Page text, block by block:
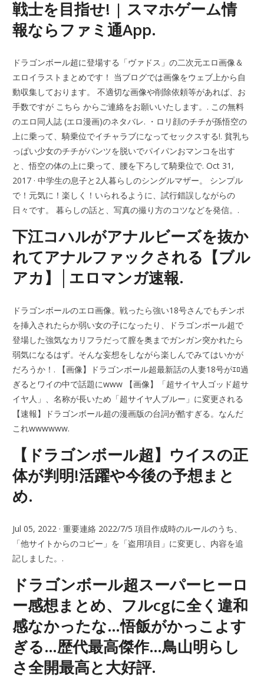
戦士を目指せ! | スマホゲーム情
報ならファミ通App.
ドラゴンボール超に登場する「ヴァドス」の二次元エロ画像＆
エロイラストまとめです！ 当ブログでは画像をウェブ上から自
動収集しております。 不適切な画像や削除依頼等があれば、お
手数ですが こちら からご連絡をお願いいたします。. この無料
のエロ同人誌 (エロ漫画)のネタバレ. ・ロリ顔のチチが孫悟空の
上に乗って、騎乗位でイチャラブになってセックスする!. 貧乳ち
っぱい少女のチチがパンツを脱いでパイパンおマンコを出す
と、悟空の体の上に乗って、腰を下ろして騎乗位で. Oct 31,
2017 · 中学生の息子と2人暮らしのシングルマザー。 シンプル
で！元気に！楽しく！いられるように、試行錯誤しながらの
日々です。 暮らしの話と、写真の撮り方のコツなどを発信。.
下江コハルがアナルビーズを抜か
れてアナルファックされる【ブル
アカ】│エロマンガ速報.
ドラゴンボールのエロ画像。戦ったら強い18号さんでもチンポ
を挿入されたらか弱い女の子になったり、ドラゴンボール超で
登場した強気なカリフラだって膣を奥までガンガン突かれたら
弱気になるはず。そんな妄想をしながら楽しんでみてはいかが
だろうか！. 【画像】ドラゴンボール超最新話の人妻18号がｴﾛ過
ぎるとワイの中で話題にwww 【画像】「超サイヤ人ゴッド超サ
イヤ人」、名称が長いため「超サイヤ人ブルー」に変更される
【速報】ドラゴンボール超の漫画版の台詞が酷すぎる。なんだ
これwwwwww.
【ドラゴンボール超】ウイスの正
体が判明!活躍や今後の予想まと
め.
Jul 05, 2022 · 重要連絡 2022/7/5 項目作成時のルールのうち、
「他サイトからのコピー」を「盗用項目」に変更し、内容を追
記しました。.
ドラゴンボール超スーパーヒーロ
ー感想まとめ、フルcgに全く違和
感なかったな…悟飯がかっこよす
ぎる…歴代最高傑作…鳥山明らし
さ全開最高と大好評.